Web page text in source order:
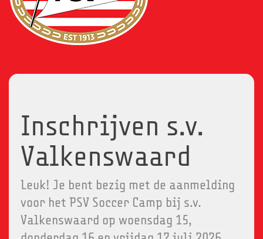
Inschrijven s.v.
Valkenswaard
Leuk! Je bent bezig met de aanmelding
voor het PSV Soccer Camp bij s.v.
Valkenswaard op woensdag 15,